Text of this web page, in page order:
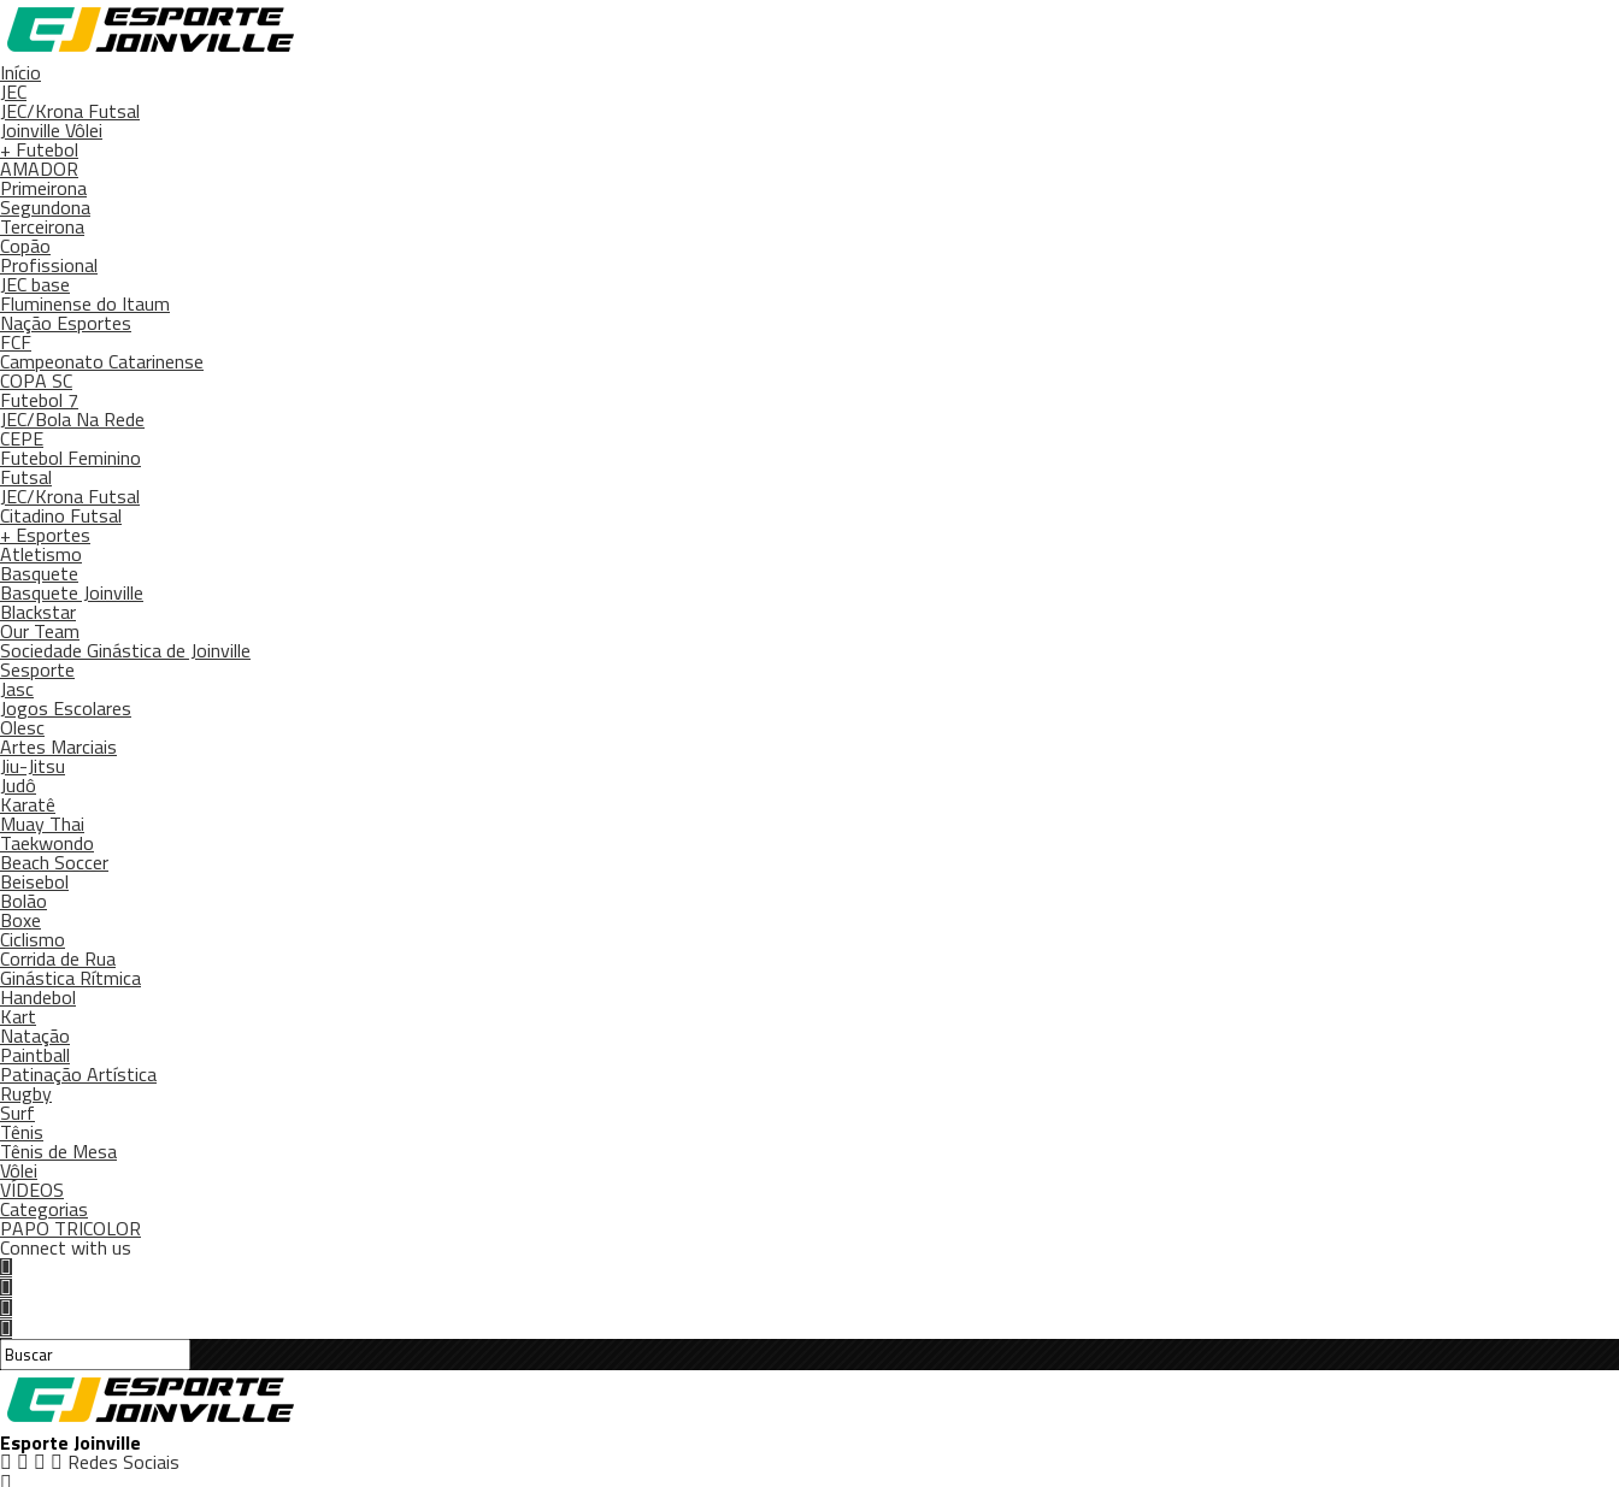
Início
JEC
JEC/Krona Futsal
Joinville Vôlei
+ Futebol
AMADOR
Primeirona
Segundona
Terceirona
Copão
Profissional
JEC base
Fluminense do Itaum
Nação Esportes
FCF
Campeonato Catarinense
COPA SC
Futebol 7
JEC/Bola Na Rede
CEPE
Futebol Feminino
Futsal
JEC/Krona Futsal
Citadino Futsal
+ Esportes
Atletismo
Basquete
Basquete Joinville
Blackstar
Our Team
Sociedade Ginástica de Joinville
Sesporte
Jasc
Jogos Escolares
Olesc
Artes Marciais
Jiu-Jitsu
Judô
Karatê
Muay Thai
Taekwondo
Beach Soccer
Beisebol
Bolão
Boxe
Ciclismo
Corrida de Rua
Ginástica Rítmica
Handebol
Kart
Natação
Paintball
Patinação Artística
Rugby
Surf
Tênis
Tênis de Mesa
Vôlei
VÍDEOS
Categorias
PAPO TRICOLOR
Connect with us
Esporte Joinville
Redes Sociais